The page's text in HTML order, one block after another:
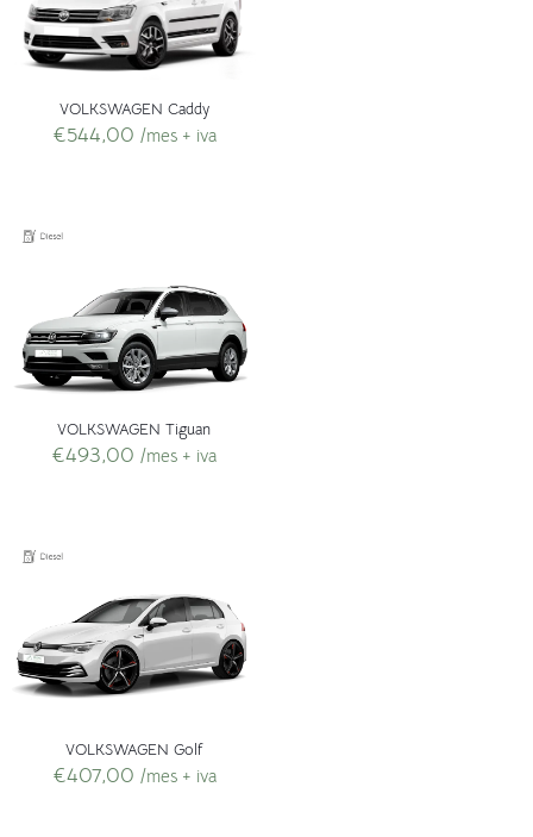
VOLKSWAGEN Caddy
€544,00 /mes + iva
VOLKSWAGEN Tiguan
€493,00 /mes + iva
VOLKSWAGEN Golf
€407,00 /mes + iva